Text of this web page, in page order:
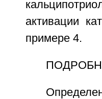
активации
примере 4.